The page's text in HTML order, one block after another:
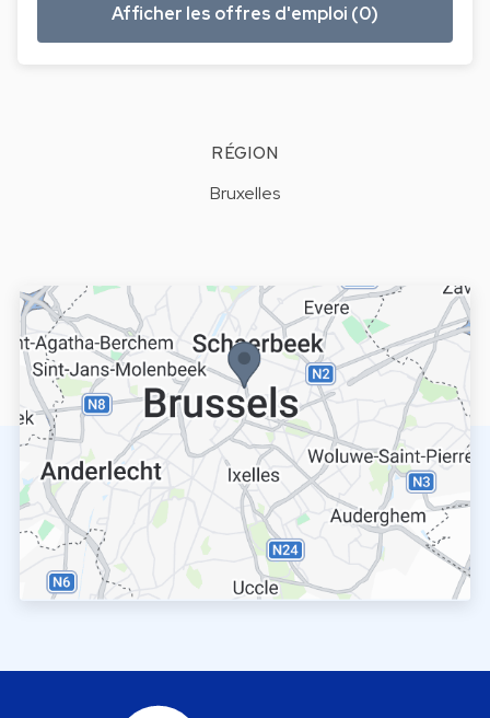
Afficher les offres d'emploi (0)
RÉGION
Bruxelles